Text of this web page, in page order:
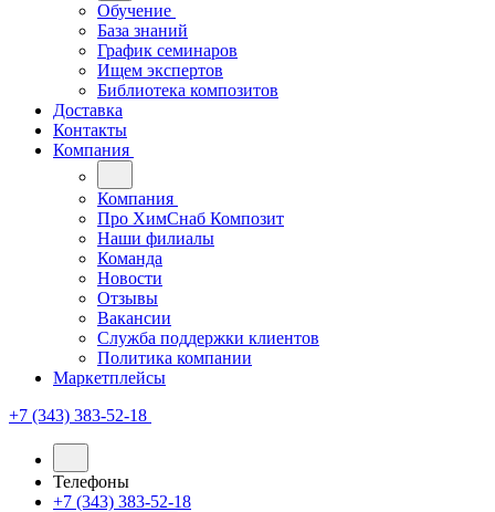
Обучение
База знаний
График семинаров
Ищем экспертов
Библиотека композитов
Доставка
Контакты
Компания
Компания
Про ХимСнаб Композит
Наши филиалы
Команда
Новости
Отзывы
Вакансии
Служба поддержки клиентов
Политика компании
Маркетплейсы
+7 (343) 383-52-18
Телефоны
+7 (343) 383-52-18